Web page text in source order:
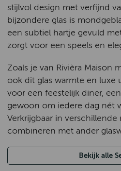
stijlvol design met verfijnd
bijzondere glas is
een subtiel hartje gevuld
zorgt voor een speels en
Zoals je van Rivièra Maison
ook dit glas warmte en luxe
voor een feestelijk diner,
gewoon om iedere dag nét
Verkrijgbaar in
combineren met ander
Bekijk alle